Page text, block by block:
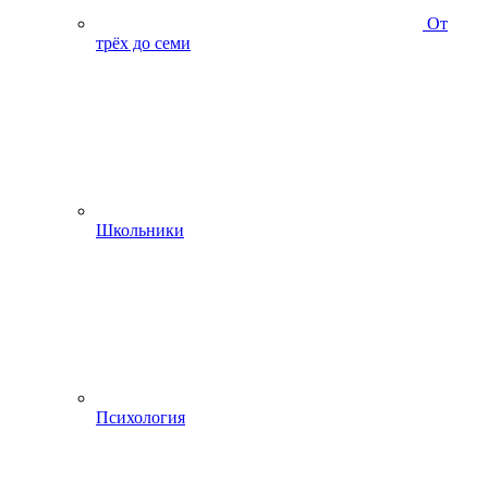
От
трёх до семи
Школьники
Психология